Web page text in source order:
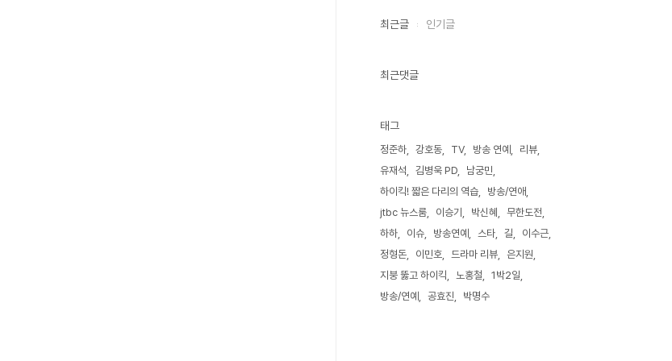
최근글 인기글
최근댓글
태그
정준하 강호동 TV 방송 연예
리뷰
유재석
김병욱 PD
남궁민
하이킥! 짧은 다리의 역습
방송/연애
jtbc 뉴스룸
이승기 박신혜
무한도전
하하
이슈 방송연예 스타 길
이수근
정형돈
이민호 드라마 리뷰
은지원
지붕 뚫고 하이킥
노홍철
1박2일
방송/연예
공효진 박명수